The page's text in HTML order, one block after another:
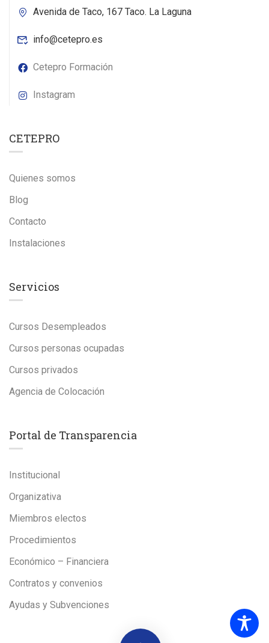
Avenida de Taco, 167 Taco. La Laguna
info@cetepro.es
Cetepro Formación
Instagram
CETEPRO
Quienes somos
Blog
Contacto
Instalaciones
Servicios
Cursos Desempleados
Cursos personas ocupadas
Cursos privados
Agencia de Colocación
Portal de Transparencia
Institucional
Organizativa
Miembros electos
Procedimientos
Económico – Financiera
Contratos y convenios
Ayudas y Subvenciones